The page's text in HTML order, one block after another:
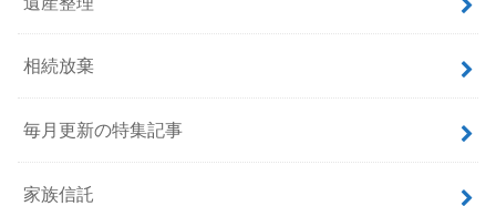
相続放棄
毎月更新の特集記事
家族信託